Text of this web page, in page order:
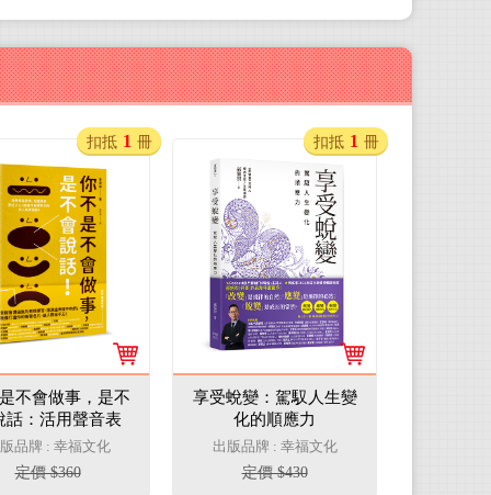
不會做事，是不
話：活用聲音表
好感溝通貼近人
話印象就是你的
人品牌優勢！
品牌 : 幸福文化
定價 $360
扣抵 1 冊
享受蛻變：駕馭人生變
化的順應力
出版品牌 : 幸福文化
定價 $430
扣抵 1 冊